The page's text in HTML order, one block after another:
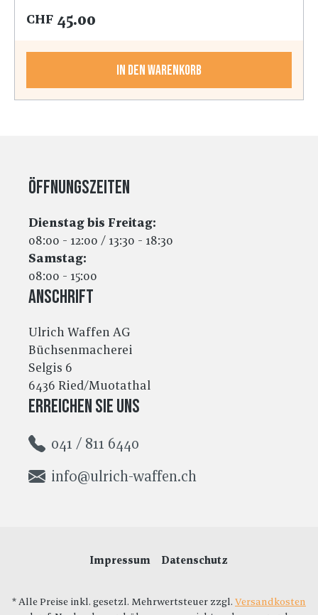
CHF 45.00
In den Warenkorb
Öffnungszeiten
Dienstag bis Freitag:
08:00 - 12:00 / 13:30 - 18:30
Samstag:
08:00 - 15:00
Anschrift
Ulrich Waffen AG
Büchsenmacherei
Selgis 6
6436 Ried/Muotathal
Erreichen Sie uns
041 / 811 6440
info@ulrich-waffen.ch
Impressum Datenschutz
* Alle Preise inkl. gesetzl. Mehrwertsteuer zzgl. Versandkosten